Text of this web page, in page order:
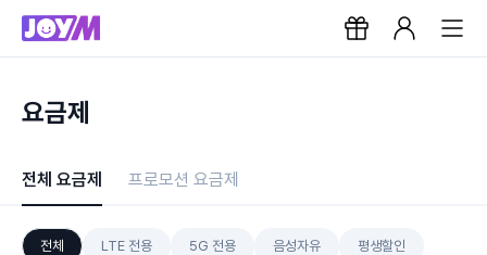
요금제
전체 요금제 프로모션 요금제
전체 LTE 전용 5G 전용 음성자유 평생할인